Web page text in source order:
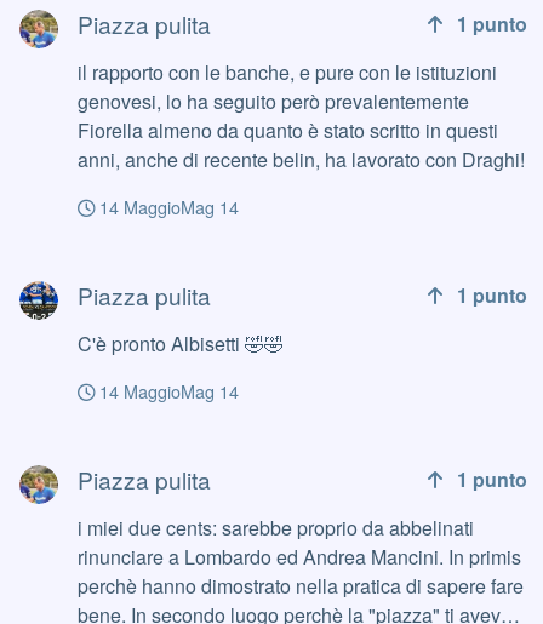
Piazza pulita 1 punto
il rapporto con le banche, e pure con le istituzioni
genovesi, lo ha seguito però prevalentemente
Fiorella almeno da quanto è stato scritto in questi
anni, anche di recente belin, ha lavorato con Draghi!
14 MaggioMag 14
Piazza pulita 1 punto
C'è pronto Albisetti 🤣🤣
14 MaggioMag 14
Piazza pulita 1 punto
i miei due cents: sarebbe proprio da abbelinati
rinunciare a Lombardo ed Andrea Mancini. In primis
perchè hanno dimostrato nella pratica di sapere fare
bene. In secondo luogo perchè la "piazza" ti aveva